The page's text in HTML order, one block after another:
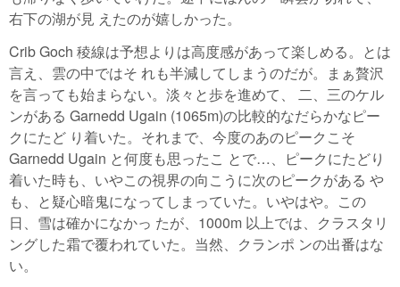
右下の湖が見 えたのが嬉しかった。
Crib Goch 稜線は予想よりは高度感があって楽しめる。とは
言え、雲の中ではそ れも半減してしまうのだが。まぁ贅沢
を言っても始まらない。淡々と歩を進めて、 二、三のケル
ンがある Garnedd Ugain (1065m)の比較的なだらかなピー
クにたど り着いた。それまで、今度のあのピークこそ
Garnedd Ugain と何度も思ったこ とで…、ピークにたどり
着いた時も、いやこの視界の向こうに次のピークがある や
も、と疑心暗鬼になってしまっていた。いやはや。この
日、雪は確かになかっ たが、1000m 以上では、クラスタリ
ングした霜で覆われていた。当然、クランポ ンの出番はな
い。